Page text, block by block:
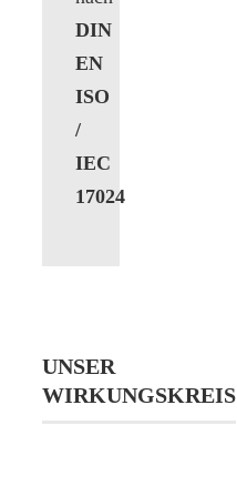
DIN
EN
ISO
/
IEC
17024
UNSER
WIRKUNGSKREIS